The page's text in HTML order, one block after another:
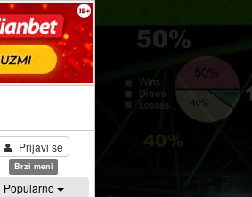
Prijavi se
Brzi meni
Popularno